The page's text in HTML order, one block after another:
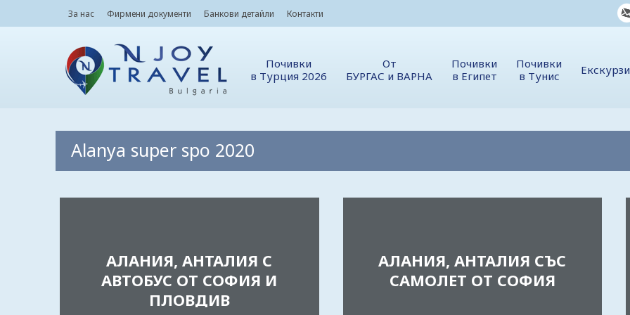
За нас Фирмени документи Банкови детайли Контакти
Почивки
в Турция 2026
От
БУРГАС и ВАРНА
Почивки
в Египет
Почивки
в Тунис
Alanya super spo 2020
АЛАНИЯ, АНТАЛИЯ С
АВТОБУС ОТ СОФИЯ И
ПЛОВДИВ
АЛАНИЯ, АНТАЛИЯ СЪС
САМОЛЕТ ОТ СОФИЯ